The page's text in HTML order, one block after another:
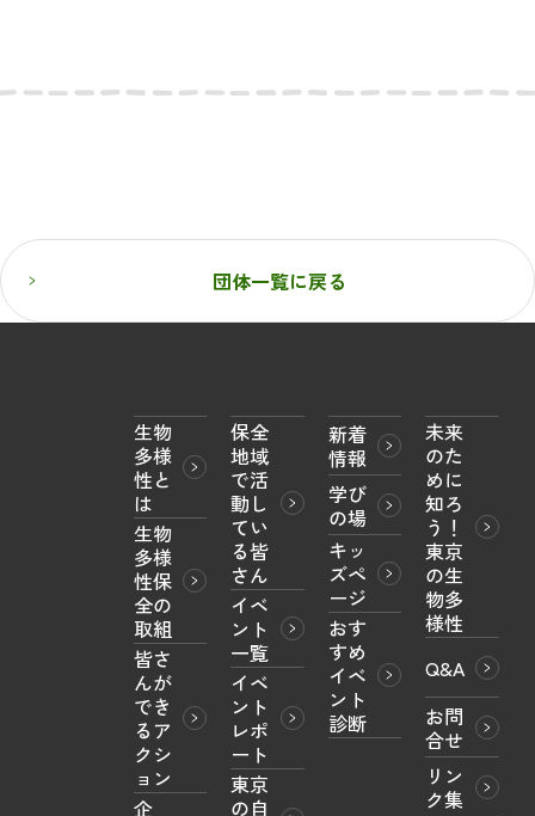
団体一覧に戻る
生物
多様
性と
は
生物
多様
性保
全の
取組
皆さ
んが
でき
るア
クシ
ョン
企
保全
地域
で活
動し
てい
る皆
さん
イベ
ント
一覧
イベ
ント
レポ
ート
東京
の自
新着
情報
学び
の場
キッ
ズペ
ージ
おす
すめ
イベ
ント
診断
未来
のた
めに
知ろ
う！
東京
の生
物多
様性
Q&A
お問
合せ
リン
ク集